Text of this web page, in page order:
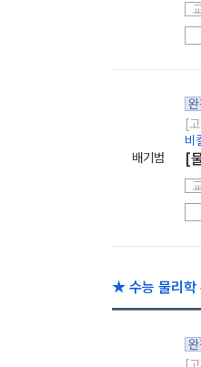
배기범
[
비
[
★ 수능 물리학